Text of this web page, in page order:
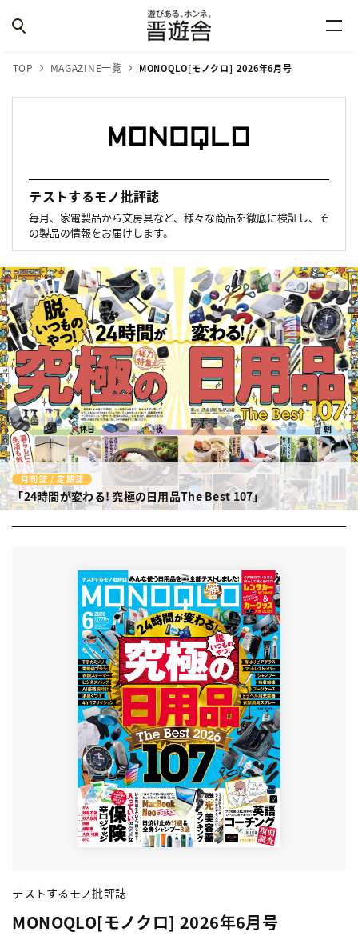
TOP MAGAZINE一覧 MONOQLO[モノクロ] 2026年6月号
テストするモノ批評誌
毎月、家電製品から文房具など、様々な商品を徹底に検証し、そ
の製品の情報をお届けします。
月刊誌 / 定期誌
「24時間が変わる! 究極の日用品The Best 107」
テストするモノ批評誌
MONOQLO[モノクロ] 2026年6月号